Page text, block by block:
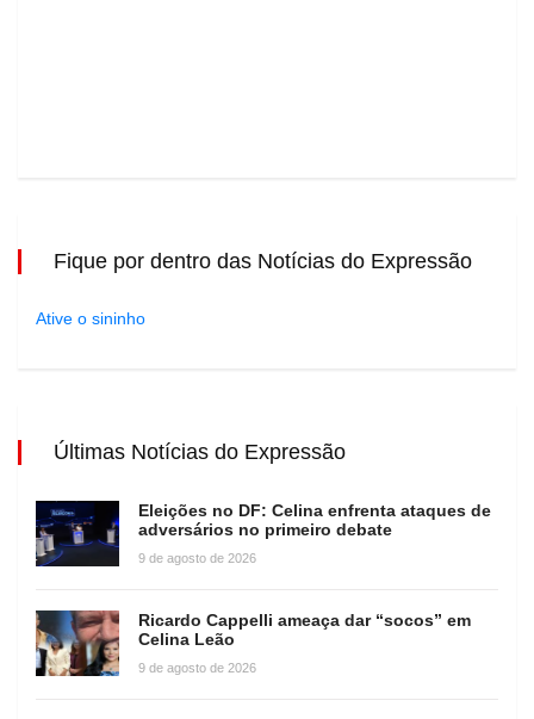
Fique por dentro das Notícias do Expressão
Ative o sininho
Últimas Notícias do Expressão
Eleições no DF: Celina enfrenta ataques de
adversários no primeiro debate
9 de agosto de 2026
Ricardo Cappelli ameaça dar “socos” em
Celina Leão
9 de agosto de 2026